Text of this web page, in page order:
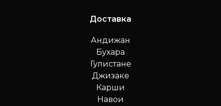
Доставка
Андижан
Бухара
Гулистане
Джизаке
Карши
Навои